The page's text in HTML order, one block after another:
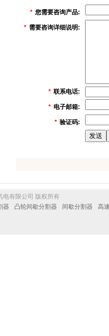
* 您需要咨询产品:
* 需要咨询详细说明:
* 联系电话:
* 电子邮箱:
* 验证码:
电有限公司 版权所有
器 凸轮间歇分割器 间歇分割器 高